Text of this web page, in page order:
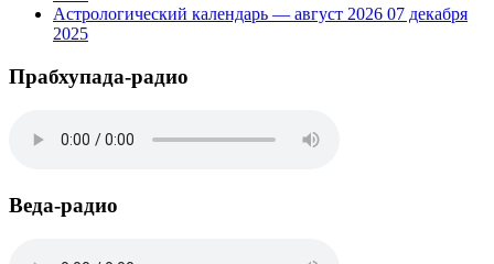
Астрологический календарь — август 2026 07 декабря
2025
Прабхупада-радио
Веда-радио